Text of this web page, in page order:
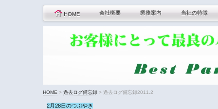
HOME 会社概要 業務案内 当社の特徴
HOME > 過去ログ備忘録> 過去ログ備忘録2011.2
2月28日のつぶやき